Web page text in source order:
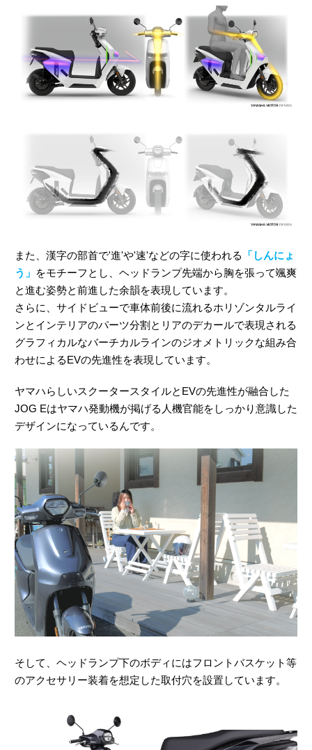
また、漢字の部首で'進'や'速'などの字に使われる
「しんにょ
う」 をモチーフとし、ヘッドランプ先端から胸を張って颯爽
と進む姿勢と前進した余韻を表現しています。
さらに、サイドビューで車体前後に流れるホリゾンタルライ
ンとインテリアのパーツ分割とリアのデカールで表現される
グラフィカルなバーチカルラインのジオメトリックな組み合
わせによるEVの先進性を表現しています。
ヤマハらしいスクータースタイルとEVの先進性が融合した
JOG Eはヤマハ発動機が掲げる人機官能をしっかり意識した
デザインになっているんです。
そして、ヘッドランプ下のボディにはフロントバスケット等
のアクセサリー装着を想定した取付穴を設置しています。